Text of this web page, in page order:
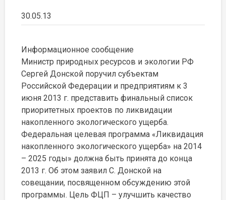
30.05.13
Информационное сообщение
Министр природных ресурсов и экологии РФ
Сергей Донской поручил субъектам
Российской Федерации и предприятиям к 3
июня 2013 г. представить финальный список
приоритетных проектов по ликвидации
накопленного экологического ущерба.
Федеральная целевая программа «Ликвидация
накопленного экологического ущерба» на 2014
– 2025 годы» должна быть принята до конца
2013 г. Об этом заявил С. Донской на
совещании, посвященном обсуждению этой
программы. Цель ФЦП – улучшить качество